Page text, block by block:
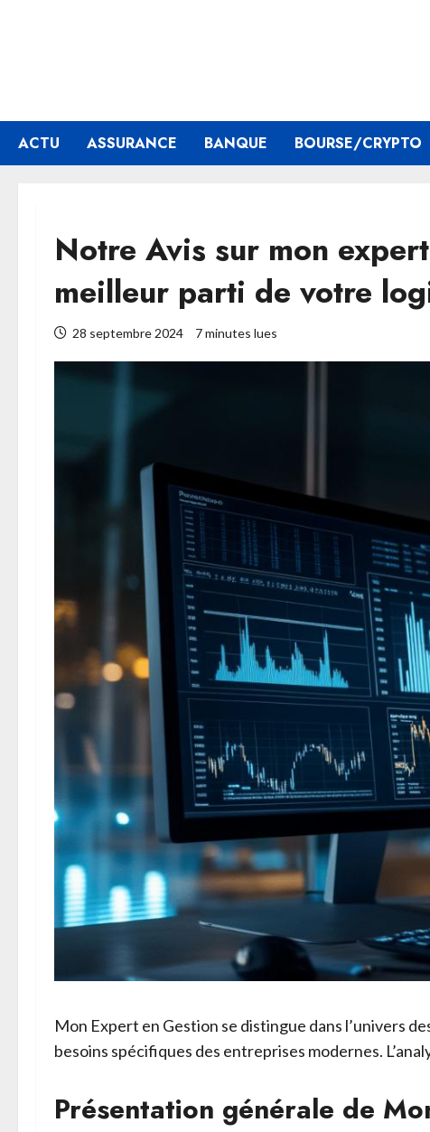
ACTU ASSURANCE BANQUE BOURSE/CRYPTO
Notre Avis sur mon
meilleur parti de votre
28 septembre 2024 7 minutes lues
Mon Expert en Gestion se distingue dans l’univers
besoins spécifiques des entreprises modernes.
Présentation générale de